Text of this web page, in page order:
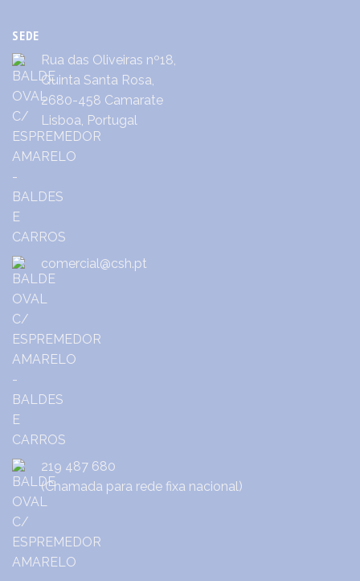
SEDE
Rua das Oliveiras nº18,
Quinta Santa Rosa,
2680-458 Camarate
Lisboa, Portugal
comercial@csh.pt
219 487 680
(Chamada para rede fixa nacional)